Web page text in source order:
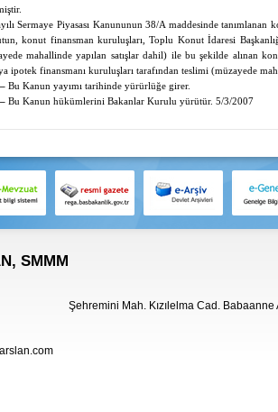
Sermaye Piyasası Kanununun 38/A maddesinde tanımlanan
konut finansman kuruluşları, Toplu Konut İdaresi
mahallinde yapılan satışlar dahil) ile bu şekilde alınan
ipotek finansmanı kuruluşları tarafından teslimi (müzayede
Bu Kanun yayımı tarihinde yürürlüğe girer.
Bu Kanun hükümlerini Bakanlar Kurulu yürütür. 5/3/2007
SMMM
Şehremini Mah. Kızılelma Cad.